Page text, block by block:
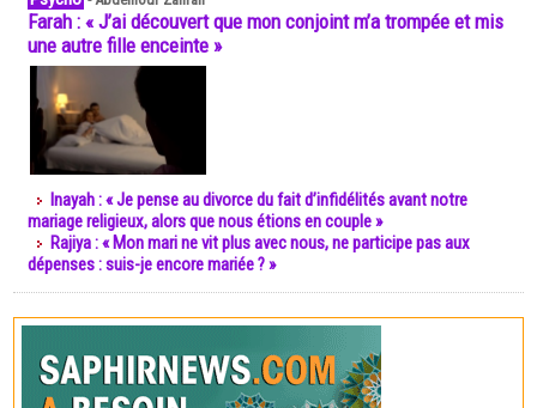
Farah : « J’ai découvert que mon conjoint m’a trompée et mis
une autre fille enceinte »
Inayah : « Je pense au divorce du fait d’infidélités avant notre
mariage religieux, alors que nous étions en couple »
Rajiya : « Mon mari ne vit plus avec nous, ne participe pas aux
dépenses : suis-je encore mariée ? »